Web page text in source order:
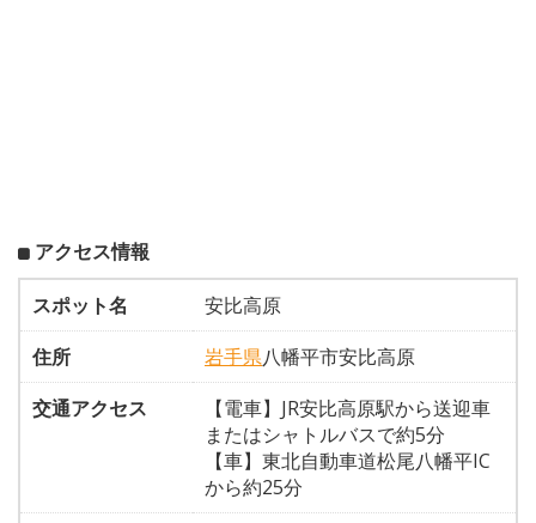
アクセス情報
スポット名
安比高原
住所
岩手県八幡平市安比高原
交通アクセス
【電車】JR安比高原駅から送迎車
またはシャトルバスで約5分
【車】東北自動車道松尾八幡平IC
から約25分